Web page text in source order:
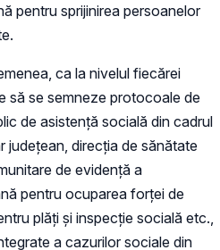
pentru sprijinirea persoanelor
ca la nivelul fiecărei
să se semneze protocoale de
de asistență socială din cadrul
județean, direcția de sănătate
de evidenţă a
pentru ocuparea forței de
plăți și inspecție socială etc.,
a cazurilor sociale din